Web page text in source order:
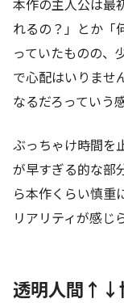
本作の主人公は最
れるの？」とか「
っていたものの、
で心配はいりませ
なるだろっていう
ぶっちゃけ時間を
が早すぎる的な部
ら本作くらい慎重
リアリティが感じ
透明人間↑↓